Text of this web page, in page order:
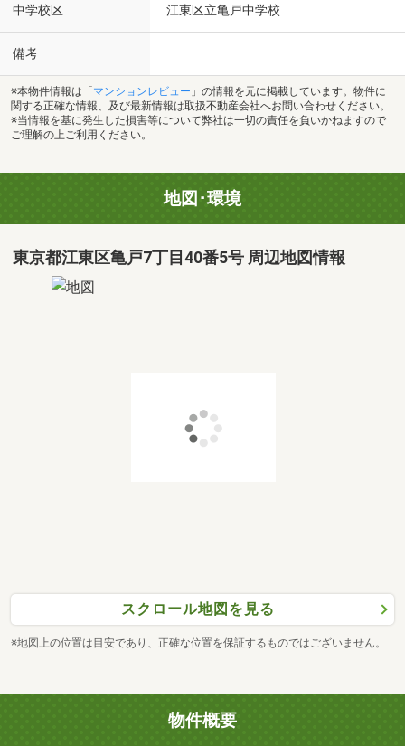
中学校区 江東区立亀戸中学校
備考
※本物件情報は「 マンションレビュー 」の情報を元に掲載しています。物件に
関する正確な情報、及び最新情報は取扱不動産会社へお問い合わせください。
※当情報を基に発生した損害等について弊社は一切の責任を負いかねますので
ご理解の上ご利用ください。
地図･環境
東京都江東区亀戸7丁目40番5号 周辺地図情報
スクロール地図を見る
※地図上の位置は目安であり、正確な位置を保証するものではございません。
物件概要